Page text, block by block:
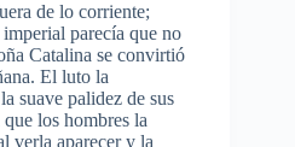
de lo corriente;
parecía que no
Catalina se convirtió
El luto la
suave palidez de sus
los hombres la
verla aparecer y la